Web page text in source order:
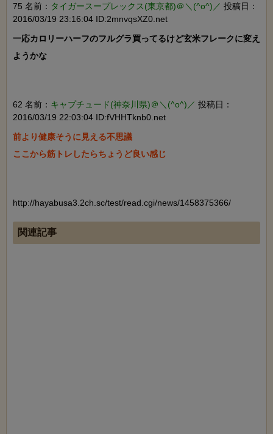
75 名前： タイガースープレックス(東京都)＠＼(^o^)／ 投稿日：
2016/03/19 23:16:04 ID:2mnvqsXZ0.net
一応カロリーハーフのフルグラ買ってるけど玄米フレークに変え
ようかな
62 名前： キャプチュード(神奈川県)＠＼(^o^)／ 投稿日：
2016/03/19 22:03:04 ID:fVHHTknb0.net
前より健康そうに見える不思議
ここから筋トレしたらちょうど良い感じ
http://hayabusa3.2ch.sc/test/read.cgi/news/1458375366/
関連記事